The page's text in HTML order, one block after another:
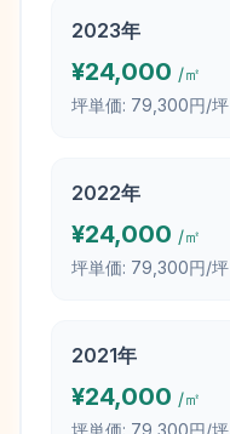
2023年
¥24,000 /㎡
坪単価: 79,300円/坪
2022年
¥24,000 /㎡
坪単価: 79,300円/坪
2021年
¥24,000 /㎡
坪単価: 79,300円/坪